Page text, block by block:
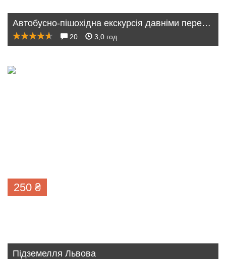
Автобусно-пішохідна екскурсія давніми передмістями
20 3,0 год
250 ₴
Підземелля Львова